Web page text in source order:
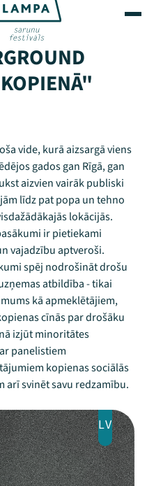
vide, kurā aizsargā viens
gados gan Rīgā, gan
aizvien vairāk publiski
līdz pat popa un tehno
lokācijās.
ir pietiekami
vajadzību aptveroši.
spēj nodrošināt drošu
atbildība - tikai
kā apmeklētājiem,
cīnās par drošāku
izjūt minoritātes
panelistiem
kopienas sociālās
arī svinēt savu redzamību.
LV